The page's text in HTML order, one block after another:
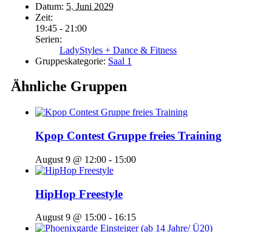
Datum: 5. Juni 2029
Zeit:
19:45 - 21:00
Serien:
LadyStyles + Dance & Fitness
Gruppeskategorie: Saal 1
Ähnliche Gruppen
Kpop Contest Gruppe freies Training
August 9 @ 12:00 - 15:00
HipHop Freestyle
August 9 @ 15:00 - 16:15